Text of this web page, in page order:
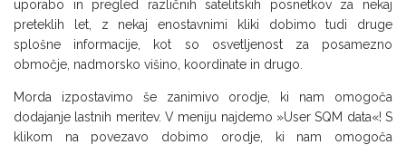
uporabo in pregled različnih satelitskih posnetkov za nekaj
preteklih let, z nekaj enostavnimi kliki dobimo tudi druge
splošne informacije, kot so osvetljenost za posamezno
območje, nadmorsko višino, koordinate in drugo.
Morda izpostavimo še zanimivo orodje, ki nam omogoča
dodajanje lastnih meritev. V meniju najdemo »User SQM data«! S
klikom na povezavo dobimo orodje, ki nam omogoča